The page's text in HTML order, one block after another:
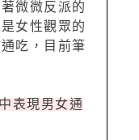
微微反派的
女性觀眾的
吃，目前筆
表現男女通